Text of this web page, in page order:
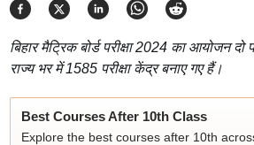
बिहार मैट्रिक बोर्ड परीक्षा 2024 का आयोजन दो
राज्य भर में 1585 परीक्षा केंद्र बनाए गए हैं।
Best Courses After 10th Class
Explore the best courses after 10th